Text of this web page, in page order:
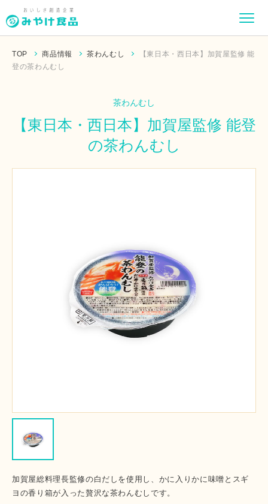
TOP 商品情報 茶わんむし
【東日本・西日本】加賀屋監修 能
登の茶わんむし
茶わんむし
【東日本・西日本】加賀屋監修 能登
の茶わんむし
加賀屋総料理長監修の白だしを使用し、かに入りかに味噌とスギ
ヨの香り箱が入った贅沢な茶わんむしです。